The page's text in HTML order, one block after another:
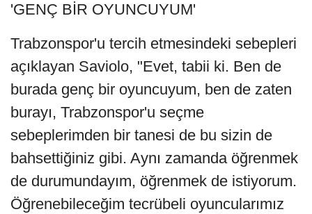
'GENÇ BİR OYUNCUYUM'
Trabzonspor'u tercih etmesindeki sebepleri
açıklayan Saviolo, "Evet, tabii ki. Ben de
burada genç bir oyuncuyum, ben de zaten
burayı, Trabzonspor'u seçme
sebeplerimden bir tanesi de bu sizin de
bahsettiğiniz gibi. Aynı zamanda öğrenmek
de durumundayım, öğrenmek de istiyorum.
Öğrenebileceğim tecrübeli oyuncularımız